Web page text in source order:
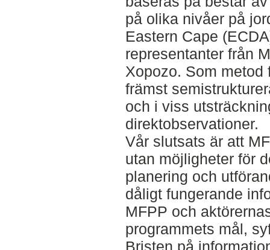
på olika nivåer på
Eastern Cape
representanter från
Xopozo. Som metod
främst
och i viss
direktobservationer.
Vår slutsats är att
utan möjligheter för
planering och
dåligt fungerande
MFPP och
programmets mål,
Bristen på